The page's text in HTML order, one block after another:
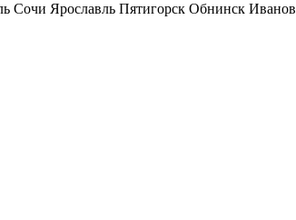
Сочи Ярославль Пятигорск Обнинск